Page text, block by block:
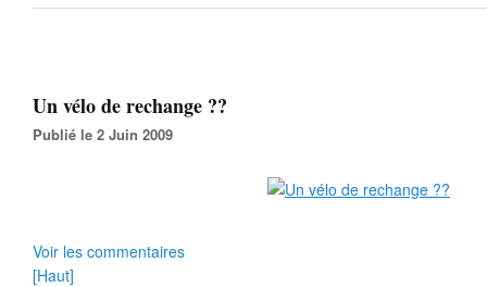
Un vélo de rechange ??
Publié le 2 Juin 2009
Voir les commentaires
[Haut]